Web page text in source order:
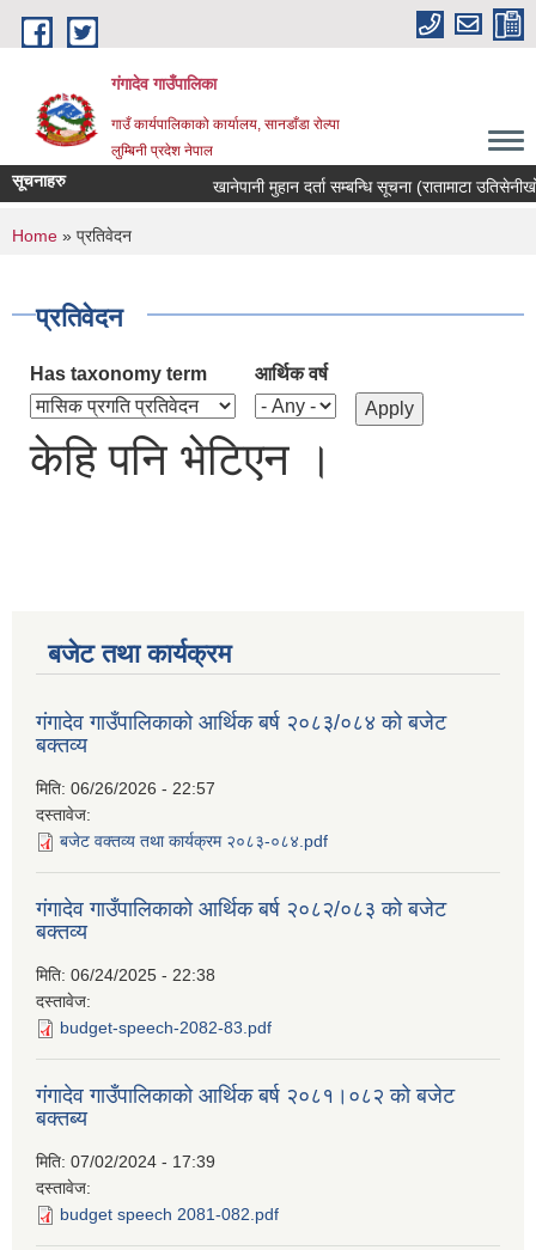
Skip to main content
गंगादेव गाउँपालिका
गाउँ कार्यपालिकाको कार्यालय, सानडाँडा रोल्पा
लुम्बिनी प्रदेश नेपाल
सूचनाहरु खानेपानी मुहान दर्ता सम्बन्धि सूचना (रातामाटा
You are here
Home » प्रतिवेदन
प्रतिवेदन
Has taxonomy term आर्थिक वर्ष
केहि पनि भेटिएन ।
बजेट तथा कार्यक्रम
गंगादेव गाउँपालिकाको आर्थिक बर्ष २०८३/०८४ को बजेट
बक्तव्य
मिति: 06/26/2026 - 22:57
दस्तावेज:
बजेट वक्तव्य तथा कार्यक्रम २०८३-०८४.pdf
गंगादेव गाउँपालिकाको आर्थिक बर्ष २०८२/०८३ को बजेट
बक्तव्य
मिति: 06/24/2025 - 22:38
दस्तावेज:
budget-speech-2082-83.pdf
गंगादेव गाउँपालिकाको आर्थिक बर्ष २०८१।०८२ को बजेट
बक्तब्य
मिति: 07/02/2024 - 17:39
दस्तावेज:
budget speech 2081-082.pdf